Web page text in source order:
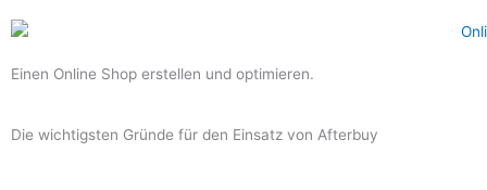
Einen Online Shop erstellen und optimieren.
Die wichtigsten Gründe für den Einsatz von Afterbuy